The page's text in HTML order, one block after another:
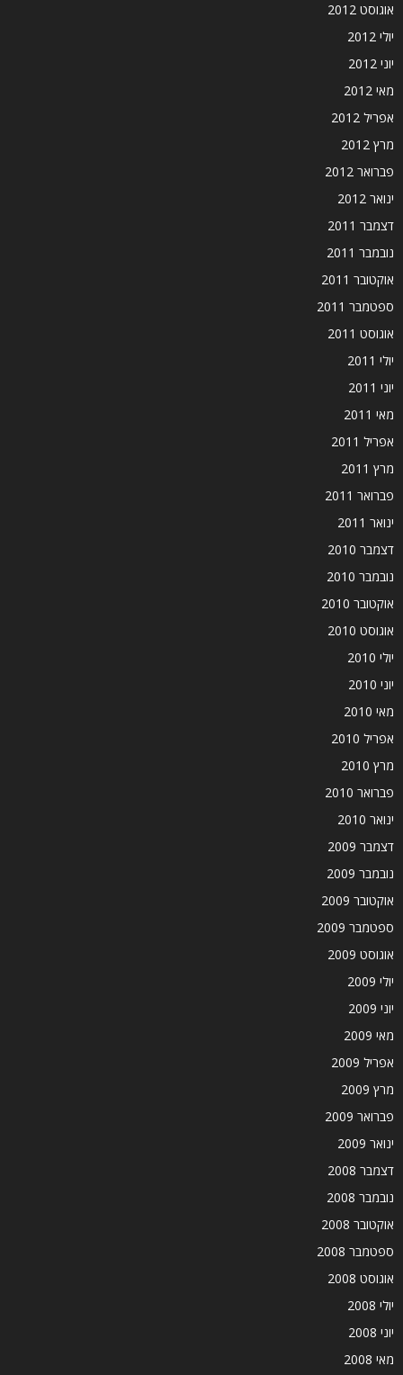
אוגוסט 2012
יולי 2012
יוני 2012
מאי 2012
אפריל 2012
מרץ 2012
פברואר 2012
ינואר 2012
דצמבר 2011
נובמבר 2011
אוקטובר 2011
ספטמבר 2011
אוגוסט 2011
יולי 2011
יוני 2011
מאי 2011
אפריל 2011
מרץ 2011
פברואר 2011
ינואר 2011
דצמבר 2010
נובמבר 2010
אוקטובר 2010
אוגוסט 2010
יולי 2010
יוני 2010
מאי 2010
אפריל 2010
מרץ 2010
פברואר 2010
ינואר 2010
דצמבר 2009
נובמבר 2009
אוקטובר 2009
ספטמבר 2009
אוגוסט 2009
יולי 2009
יוני 2009
מאי 2009
אפריל 2009
מרץ 2009
פברואר 2009
ינואר 2009
דצמבר 2008
נובמבר 2008
אוקטובר 2008
ספטמבר 2008
אוגוסט 2008
יולי 2008
יוני 2008
מאי 2008